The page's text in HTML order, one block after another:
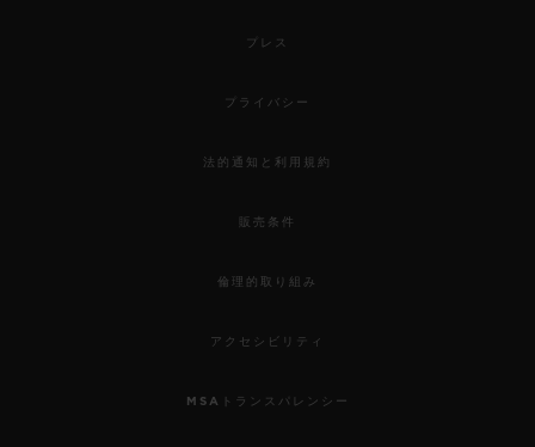
プレス
プライバシー
法的通知と利用規約
販売条件
倫理的取り組み
アクセシビリティ
MSAトランスパレンシー